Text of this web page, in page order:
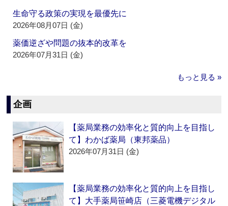
生命守る政策の実現を最優先に
2026年08月07日 (金)
薬価逆ざや問題の抜本的改革を
2026年07月31日 (金)
もっと見る »
企画
【薬局業務の効率化と質的向上を目指し
て】わかば薬局（東邦薬品）
2026年07月31日 (金)
【薬局業務の効率化と質的向上を目指し
て】大手薬局笹崎店（三菱電機デジタル